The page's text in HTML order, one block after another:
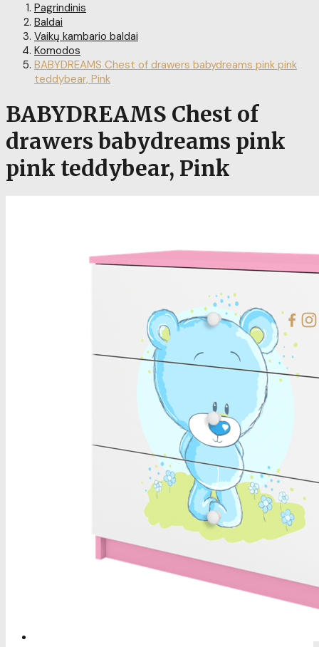
Pagrindinis
Baldai
Vaikų kambario baldai
Komodos
BABYDREAMS Chest of drawers babydreams pink pink
teddybear, Pink
BABYDREAMS Chest of
drawers babydreams pink
pink teddybear, Pink